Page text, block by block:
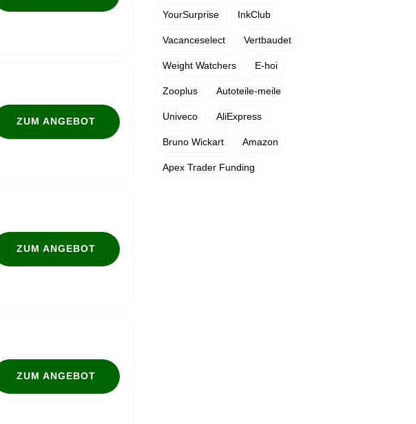
ZUM ANGEBOT
ZUM ANGEBOT
ZUM ANGEBOT
YourSurprise InkClub
Vacanceselect Vertbaudet
Weight Watchers E-hoi
Zooplus Autoteile-meile
Univeco AliExpress
Bruno Wickart Amazon
Apex Trader Funding